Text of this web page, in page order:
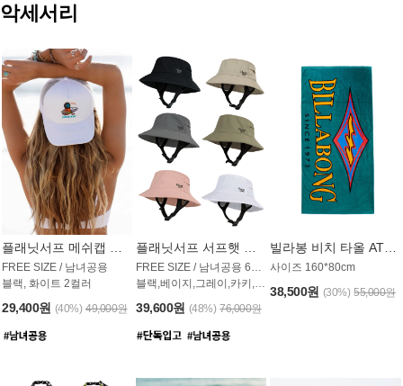
악세서리
FREE SIZE / 남녀공용
블랙, 화이트 2컬러
29,400원 (40%) 49,000원
블랙,베이지,그레이,카키,핑크,화이트
39,600원 (48%) 76,000원
사이즈 160*80cm
38,500원 (30%) 55,000원